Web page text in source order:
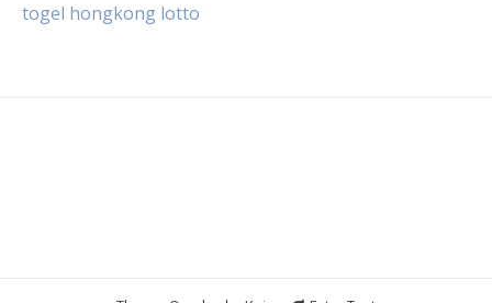
togel hongkong lotto